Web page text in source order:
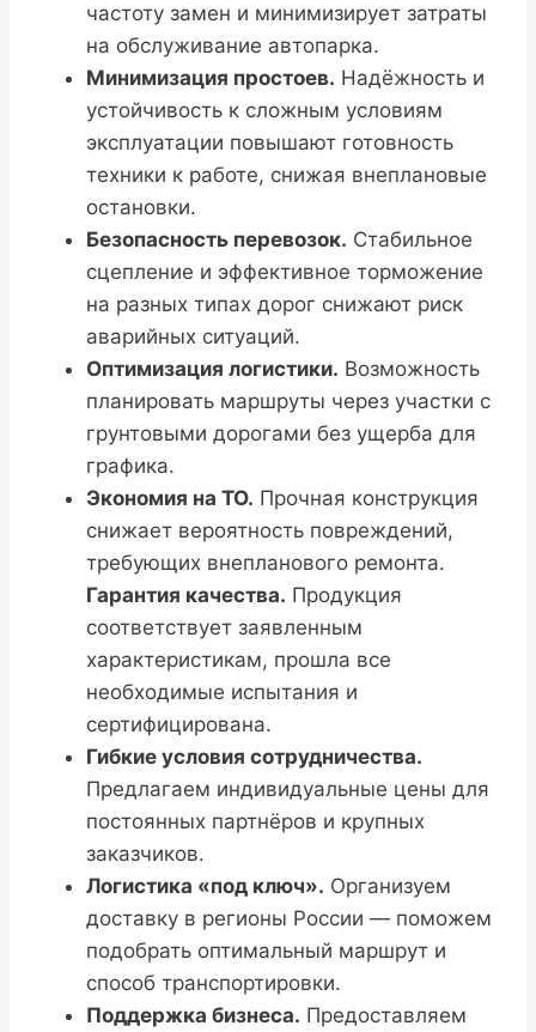
частоту замен и минимизирует затраты
на обслуживание автопарка.
Минимизация простоев. Надёжность и
устойчивость к сложным условиям
эксплуатации повышают готовность
техники к работе, снижая внеплановые
остановки.
Безопасность перевозок. Стабильное
сцепление и эффективное торможение
на разных типах дорог снижают риск
аварийных ситуаций.
Оптимизация логистики. Возможность
планировать маршруты через участки с
грунтовыми дорогами без ущерба для
графика.
Экономия на ТО. Прочная конструкция
снижает вероятность повреждений,
требующих внепланового ремонта.
Гарантия качества. Продукция
соответствует заявленным
характеристикам, прошла все
необходимые испытания и
сертифицирована.
Гибкие условия сотрудничества.
Предлагаем индивидуальные цены для
постоянных партнёров и крупных
заказчиков.
Логистика «под ключ». Организуем
доставку в регионы России — поможем
подобрать оптимальный маршрут и
способ транспортировки.
Поддержка бизнеса. Предоставляем